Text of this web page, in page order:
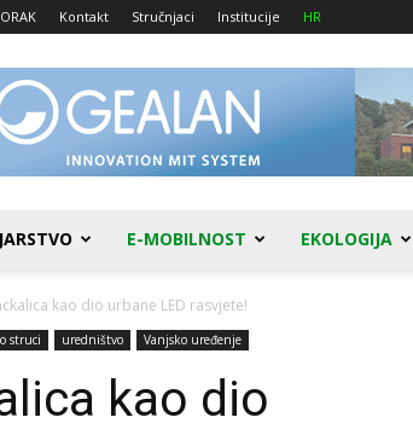
Kontakt Stručnjaci Institucije HR
E-MOBILNOST EKOLOGIJA
kao dio urbane LED rasvjete!
struci uredništvo Vanjsko uređenje
kao dio